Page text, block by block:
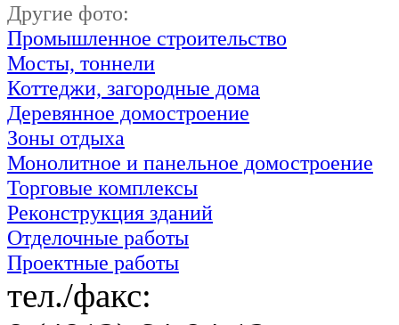
Другие фото:
Промышленное строительство
Мосты, тоннели
Коттеджи, загородные дома
Деревянное домостроение
Зоны отдыха
Монолитное и панельное домостроение
Торговые комплексы
Реконструкция зданий
Отделочные работы
Проектные работы
тел./факс: